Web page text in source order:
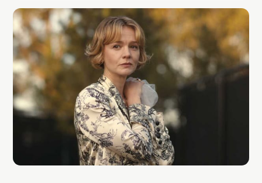
yalnızlık temasını zamansız bir
estetikle yeniden yoğuruyor.